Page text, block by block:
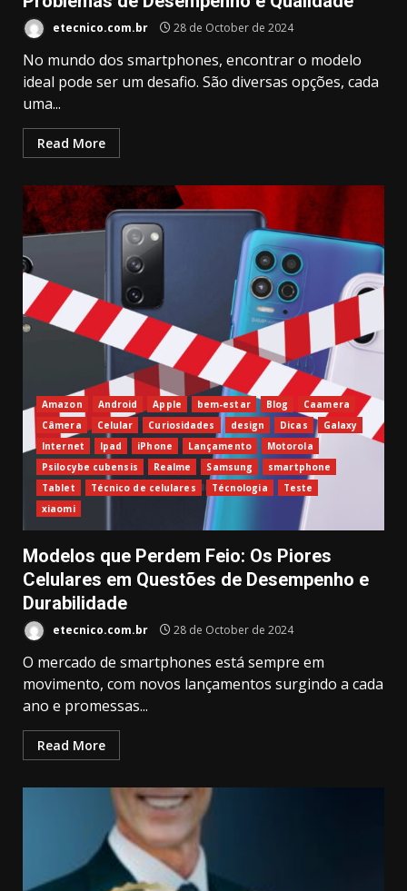
etecnico.com.br 28 de October de 2024
No mundo dos smartphones, encontrar o modelo
ideal pode ser um desafio. São diversas opções, cada
uma...
Read More
Amazon Android Apple bem-estar Blog
Caamera
Câmera
Celular Curiosidades design Dicas
Galaxy
Internet
Ipad iPhone Lançamento
Motorola
Psilocybe cubensis
Realme Samsung
smartphone
Tablet
Técnico de celulares Técnologia
Teste
xiaomi
Modelos que Perdem Feio: Os Piores
Celulares em Questões de Desempenho e
Durabilidade
etecnico.com.br 28 de October de 2024
O mercado de smartphones está sempre em
movimento, com novos lançamentos surgindo a cada
ano e promessas...
Read More